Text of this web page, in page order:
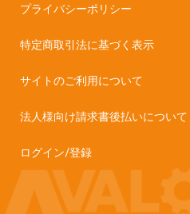
プライバシーポリシー
特定商取引法に基づく表示
サイトのご利用について
法人様向け請求書後払いについて
ログイン/登録